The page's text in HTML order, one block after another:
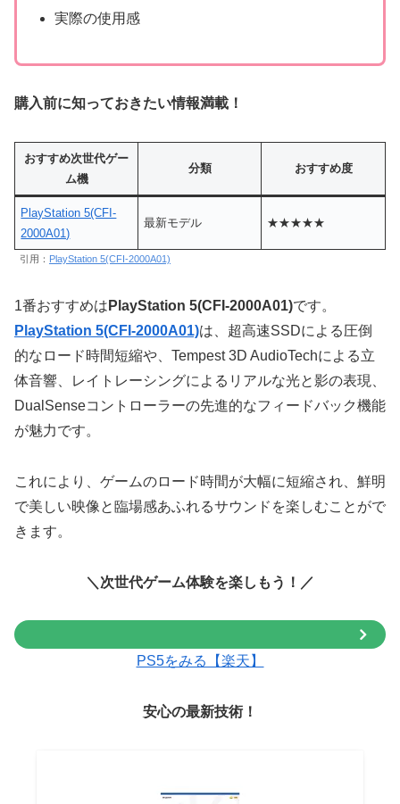
実際の使用感
購入前に知っておきたい情報満載！
おすすめ次世代ゲー
ム機
分類 おすすめ度
PlayStation 5(CFI-
2000A01)
最新モデル ★★★★★
引用： PlayStation 5(CFI-2000A01)
1番おすすめは PlayStation 5(CFI-2000A01)です。
PlayStation 5(CFI-2000A01)は、超高速SSDによる圧倒
的なロード時間短縮や、Tempest 3D AudioTechによる立
体音響、レイトレーシングによるリアルな光と影の表現、
DualSenseコントローラーの先進的なフィードバック機能
が魅力です。
これにより、ゲームのロード時間が大幅に短縮され、鮮明
で美しい映像と臨場感あふれるサウンドを楽しむことがで
きます。
＼次世代ゲーム体験を楽しもう！／
PS5をみる【楽天】
安心の最新技術！